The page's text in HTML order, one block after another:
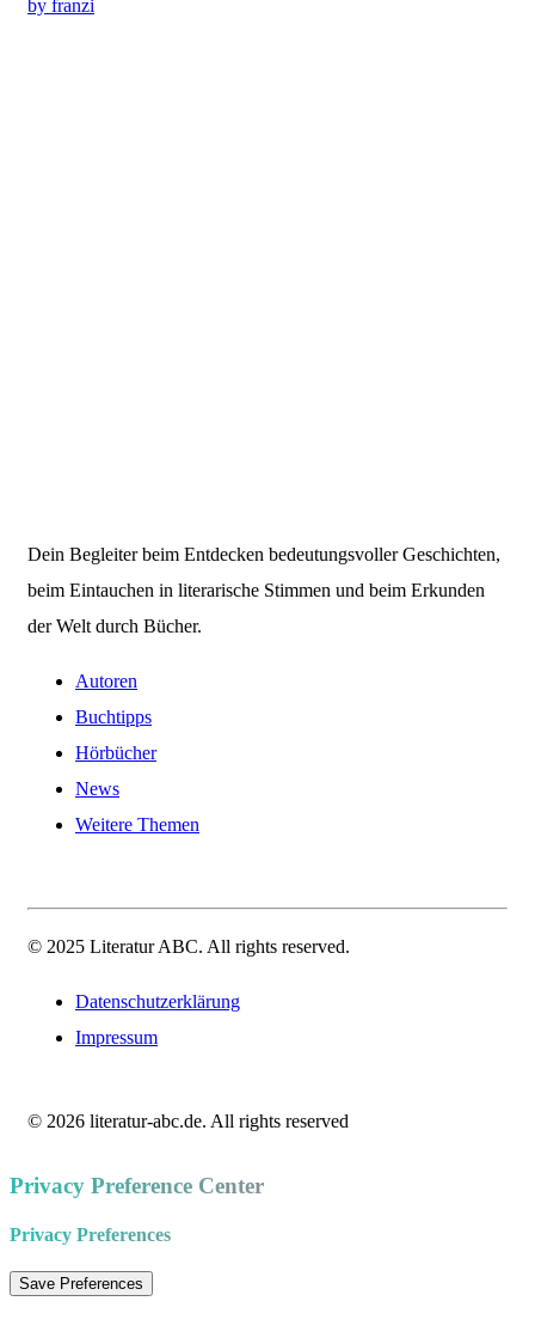
by franzi
Dein Begleiter beim Entdecken bedeutungsvoller Geschichten,
beim Eintauchen in literarische Stimmen und beim Erkunden
der Welt durch Bücher.
Autoren
Buchtipps
Hörbücher
News
Weitere Themen
© 2025 Literatur ABC. All rights reserved.
Datenschutzerklärung
Impressum
© 2026 literatur-abc.de. All rights reserved
Privacy Preference Center
Privacy Preferences